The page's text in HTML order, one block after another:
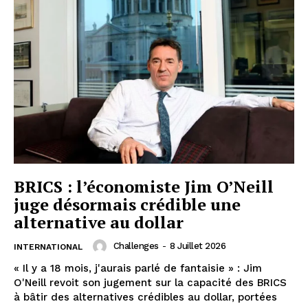
BRICS : l’économiste Jim O’Neill
juge désormais crédible une
alternative au dollar
INTERNATIONAL Challenges - 8 Juillet 2026
« Il y a 18 mois, j'aurais parlé de fantaisie » : Jim
O'Neill revoit son jugement sur la capacité des BRICS
à bâtir des alternatives crédibles au dollar, portées